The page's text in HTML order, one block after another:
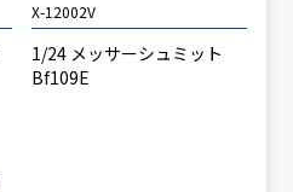
X-12002V
1/24 メッサーシュミット
Bf109E